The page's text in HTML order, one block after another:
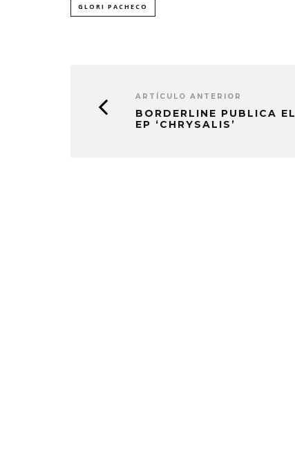
GLORI PACHECO
ARTÍCULO ANTERIOR
BORDERLINE PUBLICA EL
EP ‘CHRYSALIS’